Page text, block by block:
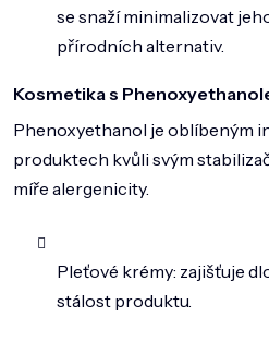
se snaží minimalizovat
přírodních alternativ.
Kosmetika s
Phenoxyethanol je oblíbeným
produktech kvůli svým
míře alergenicity.
Pleťové krémy: zajišťuje
stálost produktu.